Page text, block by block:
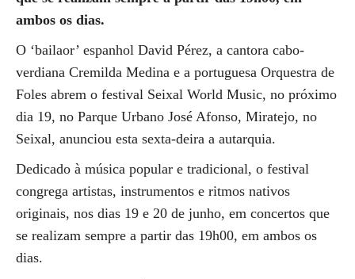
ambos os dias.
O ‘bailaor’ espanhol David Pérez, a cantora cabo-
verdiana Cremilda Medina e a portuguesa Orquestra de
Foles abrem o festival Seixal World Music, no próximo
dia 19, no Parque Urbano José Afonso, Miratejo, no
Seixal, anunciou esta sexta-deira a autarquia.
Dedicado à música popular e tradicional, o festival
congrega artistas, instrumentos e ritmos nativos
originais, nos dias 19 e 20 de junho, em concertos que
se realizam sempre a partir das 19h00, em ambos os
dias.